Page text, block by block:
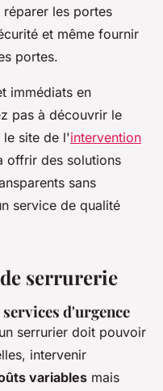
les portes
et même fournir
portes.
immédiats en
pas à découvrir le
le site de l'intervention
offrir des solutions
sans
service de qualité
serrurerie
d'urgence
serrurier doit pouvoir
intervenir
variables mais